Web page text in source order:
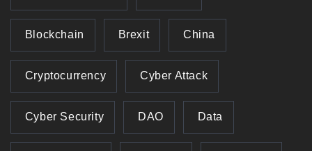
Blockchain Brexit China
Cryptocurrency Cyber Attack
Cyber Security DAO Data